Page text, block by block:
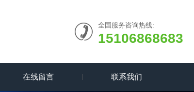
全国服务咨询热线:
15106868683
在线留言 联系我们